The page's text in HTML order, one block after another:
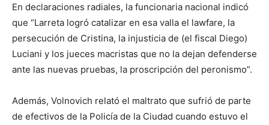
En declaraciones radiales, la funcionaria nacional indicó
que “Larreta logró catalizar en esa valla el lawfare, la
persecución de Cristina, la injusticia de (el fiscal Diego)
Luciani y los jueces macristas que no la dejan defenderse
ante las nuevas pruebas, la proscripción del peronismo”.
Además, Volnovich relató el maltrato que sufrió de parte
de efectivos de la Policía de la Ciudad cuando estuvo el